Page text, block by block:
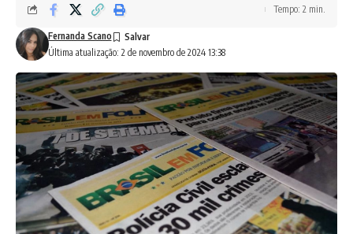
Última atualização: 2 de novembro de 2024 13:38
Fernanda Scano
Tempo: 2 min.